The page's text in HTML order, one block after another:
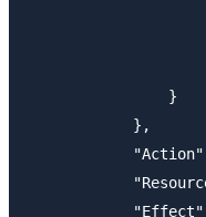
                }
            },